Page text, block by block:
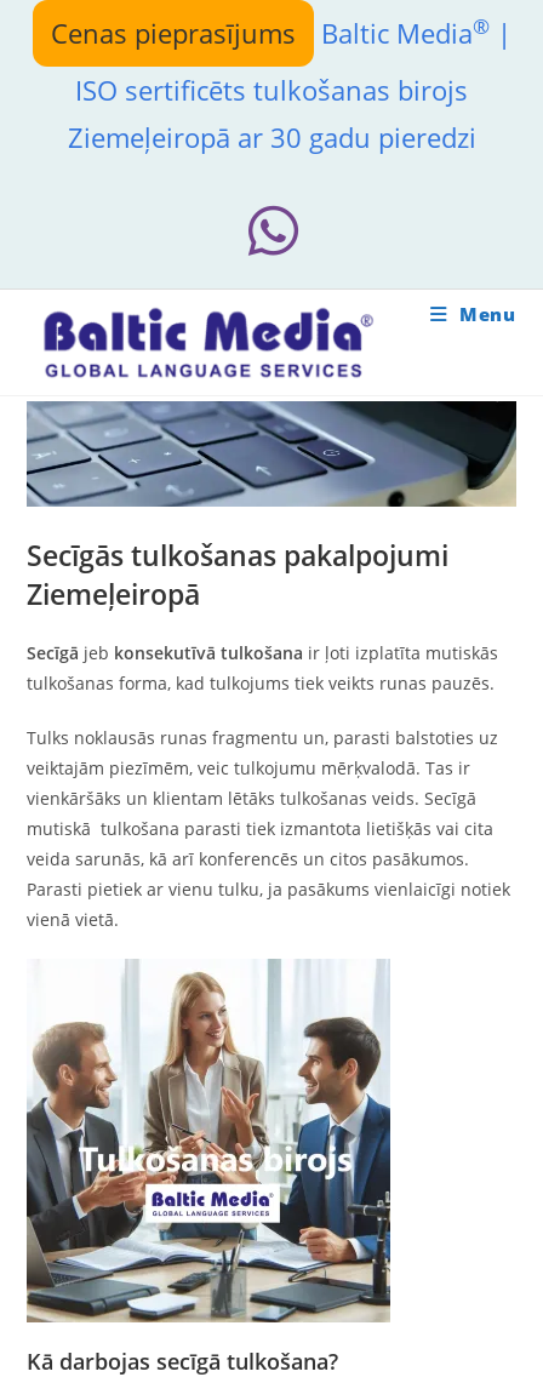
content
Cenas pieprasījums Baltic Media®|
ISO sertificēts tulkošanas birojs
Ziemeļeiropā ar 30 gadu pieredzi
Menu
Secīgās tulkošanas pakalpojumi
Ziemeļeiropā
Secīgā jeb konsekutīvā tulkošana ir ļoti izplatīta mutiskās
tulkošanas forma, kad tulkojums tiek veikts runas pauzēs.
Tulks noklausās runas fragmentu un, parasti balstoties uz
veiktajām piezīmēm, veic tulkojumu mērķvalodā. Tas ir
vienkāršāks un klientam lētāks tulkošanas veids. Secīgā
mutiskā tulkošana parasti tiek izmantota lietišķās vai cita
veida sarunās, kā arī konferencēs un citos pasākumos.
Parasti pietiek ar vienu tulku, ja pasākums vienlaicīgi notiek
vienā vietā.
Kā darbojas secīgā tulkošana?